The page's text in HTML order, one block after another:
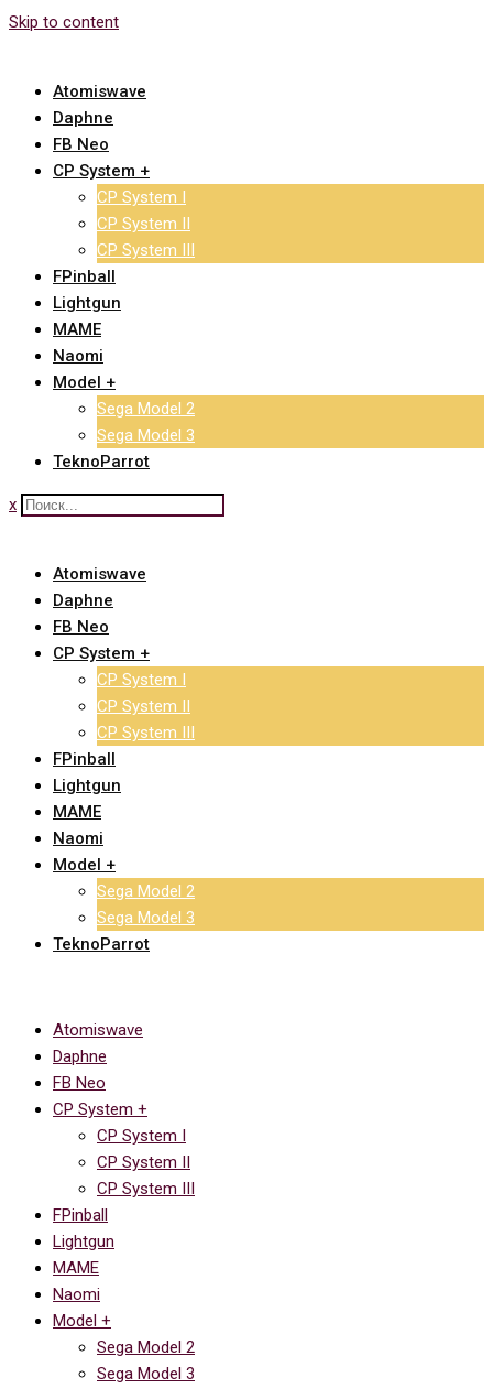
Skip to content
Atomiswave
Daphne
FB Neo
CP System +
CP System I
CP System II
CP System III
FPinball
Lightgun
MAME
Naomi
Model +
Sega Model 2
Sega Model 3
TeknoParrot
x
Atomiswave
Daphne
FB Neo
CP System +
CP System I
CP System II
CP System III
FPinball
Lightgun
MAME
Naomi
Model +
Sega Model 2
Sega Model 3
TeknoParrot
Atomiswave
Daphne
FB Neo
CP System +
CP System I
CP System II
CP System III
FPinball
Lightgun
MAME
Naomi
Model +
Sega Model 2
Sega Model 3